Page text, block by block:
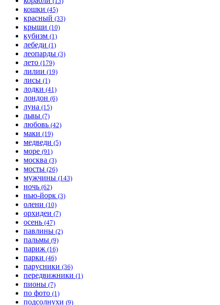
кошки (45)
красный (33)
крыши (10)
кубизм (1)
лебеди (1)
леопарды (3)
лето (179)
лилии (19)
лисы (1)
лодки (41)
лондон (6)
луна (15)
львы (7)
любовь (42)
маки (19)
медведи (5)
море (91)
москва (3)
мосты (26)
мужчины (143)
ночь (62)
нью-йорк (3)
олени (10)
орхидеи (7)
осень (47)
павлины (2)
пальмы (9)
париж (16)
парки (46)
парусники (36)
передвижники (1)
пионы (7)
по фото (1)
подсолнухи (9)